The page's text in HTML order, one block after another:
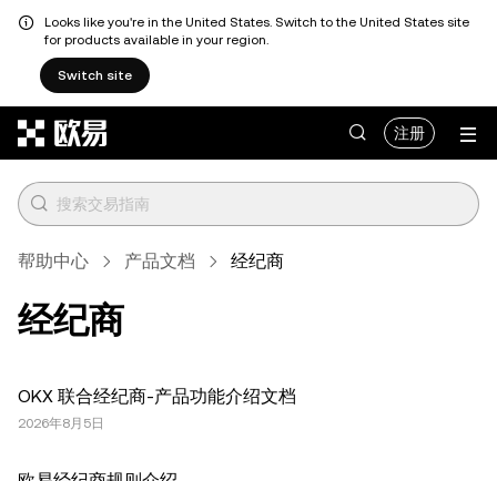
Looks like you're in the United States. Switch to the United States site
for products available in your region.
Switch site
注册
帮助中心 产品文档 经纪商
经纪商
OKX 联合经纪商-产品功能介绍文档
2026年8月5日